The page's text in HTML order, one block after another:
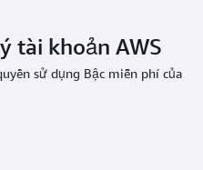
tài khoản AWS
sử dụng Bậc miễn phí của